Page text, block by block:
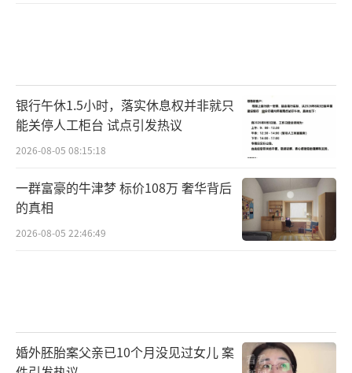
银行午休1.5小时，落实休息权并非就只
能关停人工柜台 试点引发热议
2026-08-05 08:15:18
一群富豪的牛津梦 标价108万 奢华背后
的真相
2026-08-05 22:46:49
婚外胚胎案父亲已10个月没见过女儿 案